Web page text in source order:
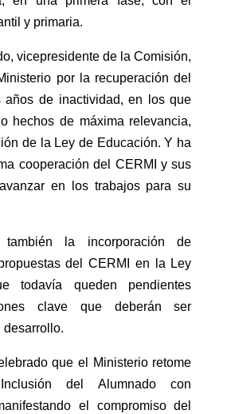
y primaria.
vicepresidente de la Comisión,
por la recuperación del
años de inactividad, en los que
hechos de máxima relevancia,
de la Ley de Educación. Y ha
cooperación del CERMI y sus
en los trabajos para su
también la incorporación de
del CERMI en la Ley
todavía queden pendientes
clave que deberán ser
desarrollo.
que el Ministerio retome
del Alumnado con
el compromiso del